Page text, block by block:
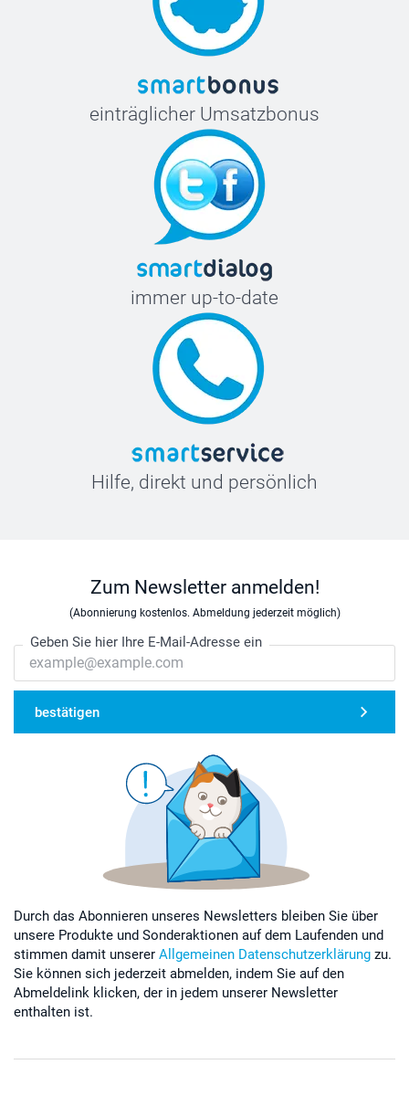
einträglicher Umsatzbonus
immer up-to-date
Hilfe, direkt und persönlich
Zum Newsletter anmelden!
(Abonnierung kostenlos. Abmeldung jederzeit möglich)
Geben Sie hier Ihre E-Mail-Adresse ein
bestätigen
Durch das Abonnieren unseres Newsletters bleiben Sie über
unsere Produkte und Sonderaktionen auf dem Laufenden und
stimmen damit unserer Allgemeinen Datenschutzerklärung zu.
Sie können sich jederzeit abmelden, indem Sie auf den
Abmeldelink klicken, der in jedem unserer Newsletter
enthalten ist.